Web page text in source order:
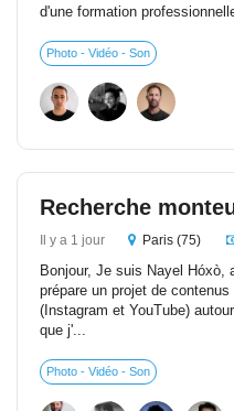
d'une formation
Photo - Vidéo - Son
Recherche
Il y a 1 jour Paris (75)
Bonjour, Je suis Nayel Hóxò,
prépare un projet de
(Instagram et YouTube)
que j'...
Photo - Vidéo - Son